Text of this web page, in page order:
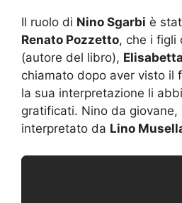
Il ruolo di Nino Sgarbi è
Renato Pozzetto, che i figli
(autore del libro),
chiamato dopo aver visto il
la sua interpretazione li
gratificati. Nino da
interpretato da Lino